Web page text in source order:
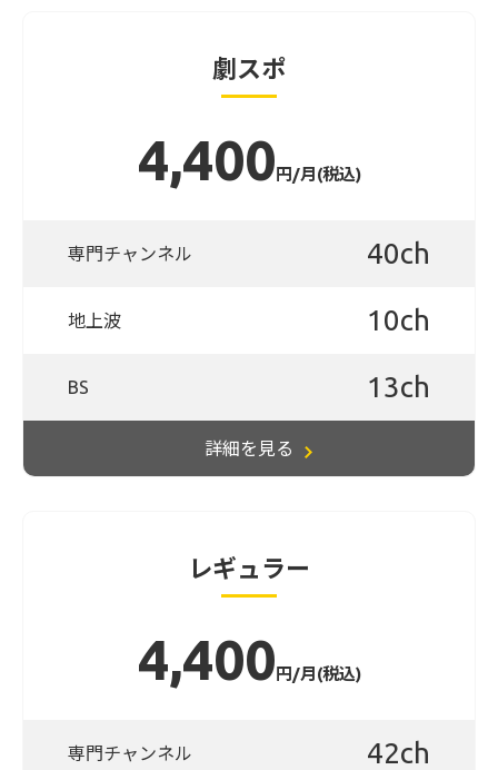
劇スポ
4,400 円/月(税込)
専門チャンネル 40ch
地上波 10ch
BS 13ch
詳細を見る
レギュラー
4,400 円/月(税込)
専門チャンネル 42ch